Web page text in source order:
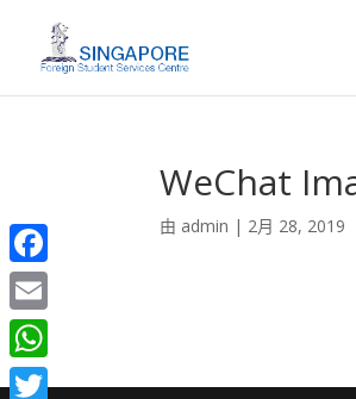
WeChat
由 admin | 2月 28, 2019
Facebook
Email
WhatsApp